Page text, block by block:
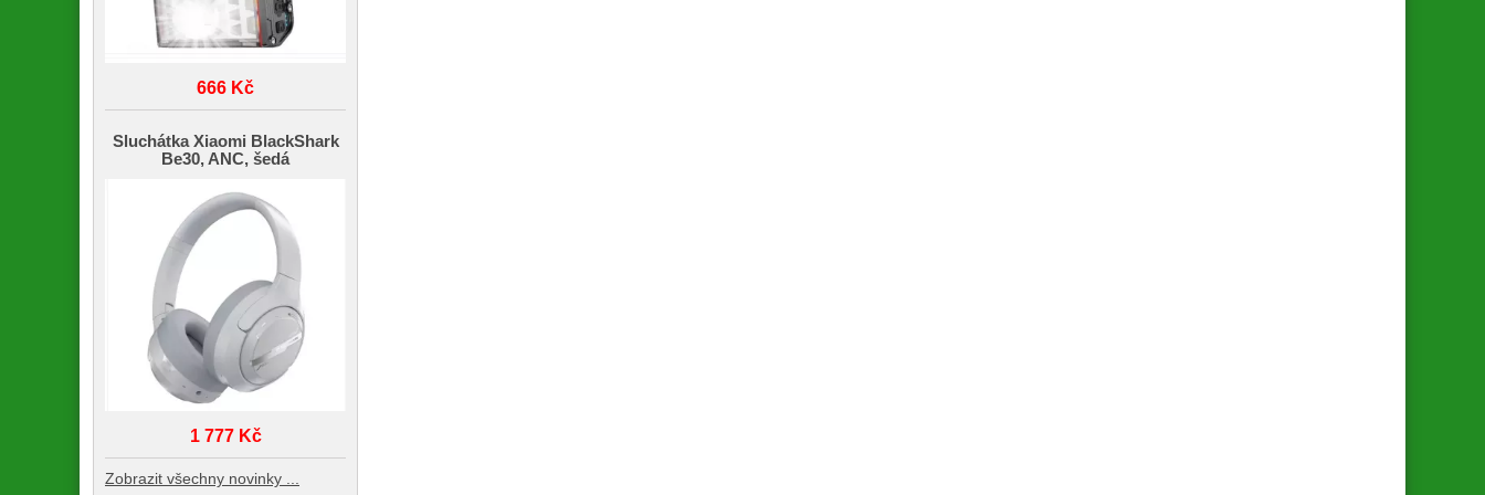
666 Kč
Sluchátka Xiaomi BlackShark
Be30, ANC, šedá
1 777 Kč
Zobrazit všechny novinky ...